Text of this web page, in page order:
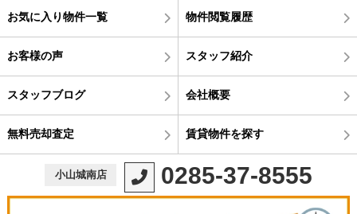
お気に入り物件一覧 物件閲覧履歴
お客様の声 スタッフ紹介
スタッフブログ 会社概要
無料売却査定 賃貸物件を探す
小山城南店 0285-37-8555